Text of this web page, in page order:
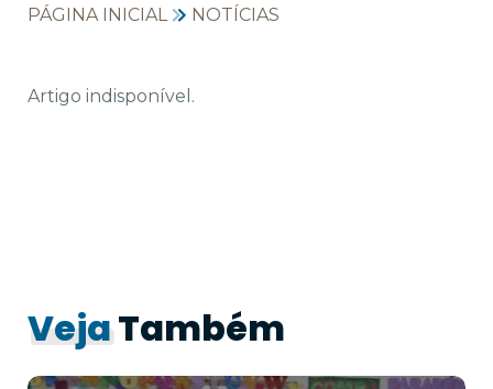
PÁGINA INICIAL NOTÍCIAS
Artigo indisponível.
VejaTambém